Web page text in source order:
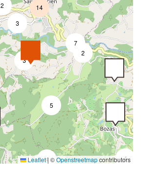
5
4
2
7
3
2
3
14
4
Leaflet| ©Openstreetmapcontributors